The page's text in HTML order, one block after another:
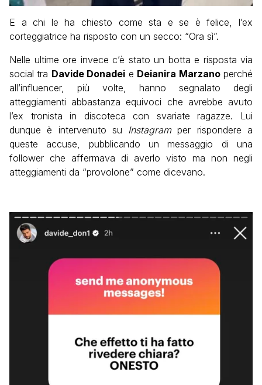
E a chi le ha chiesto come sta e se è felice, l’ex
corteggiatrice ha risposto con un secco: “Ora sì”.
Nelle ultime ore invece c’è stato un botta e risposta via
social tra Davide Donadei e Deianira Marzanoperché
all’influencer, più volte, hanno segnalato degli
atteggiamenti abbastanza equivoci che avrebbe avuto
l’ex tronista in discoteca con svariate ragazze. Lui
dunque è intervenuto su Instagramper rispondere a
queste accuse, pubblicando un messaggio di una
follower che affermava di averlo visto ma non negli
atteggiamenti da “provolone” come dicevano.